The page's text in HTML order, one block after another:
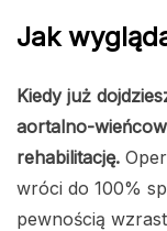
Jak
Kiedy już
aortalno-
rehabilitację.
wróci do 100%
pewnością